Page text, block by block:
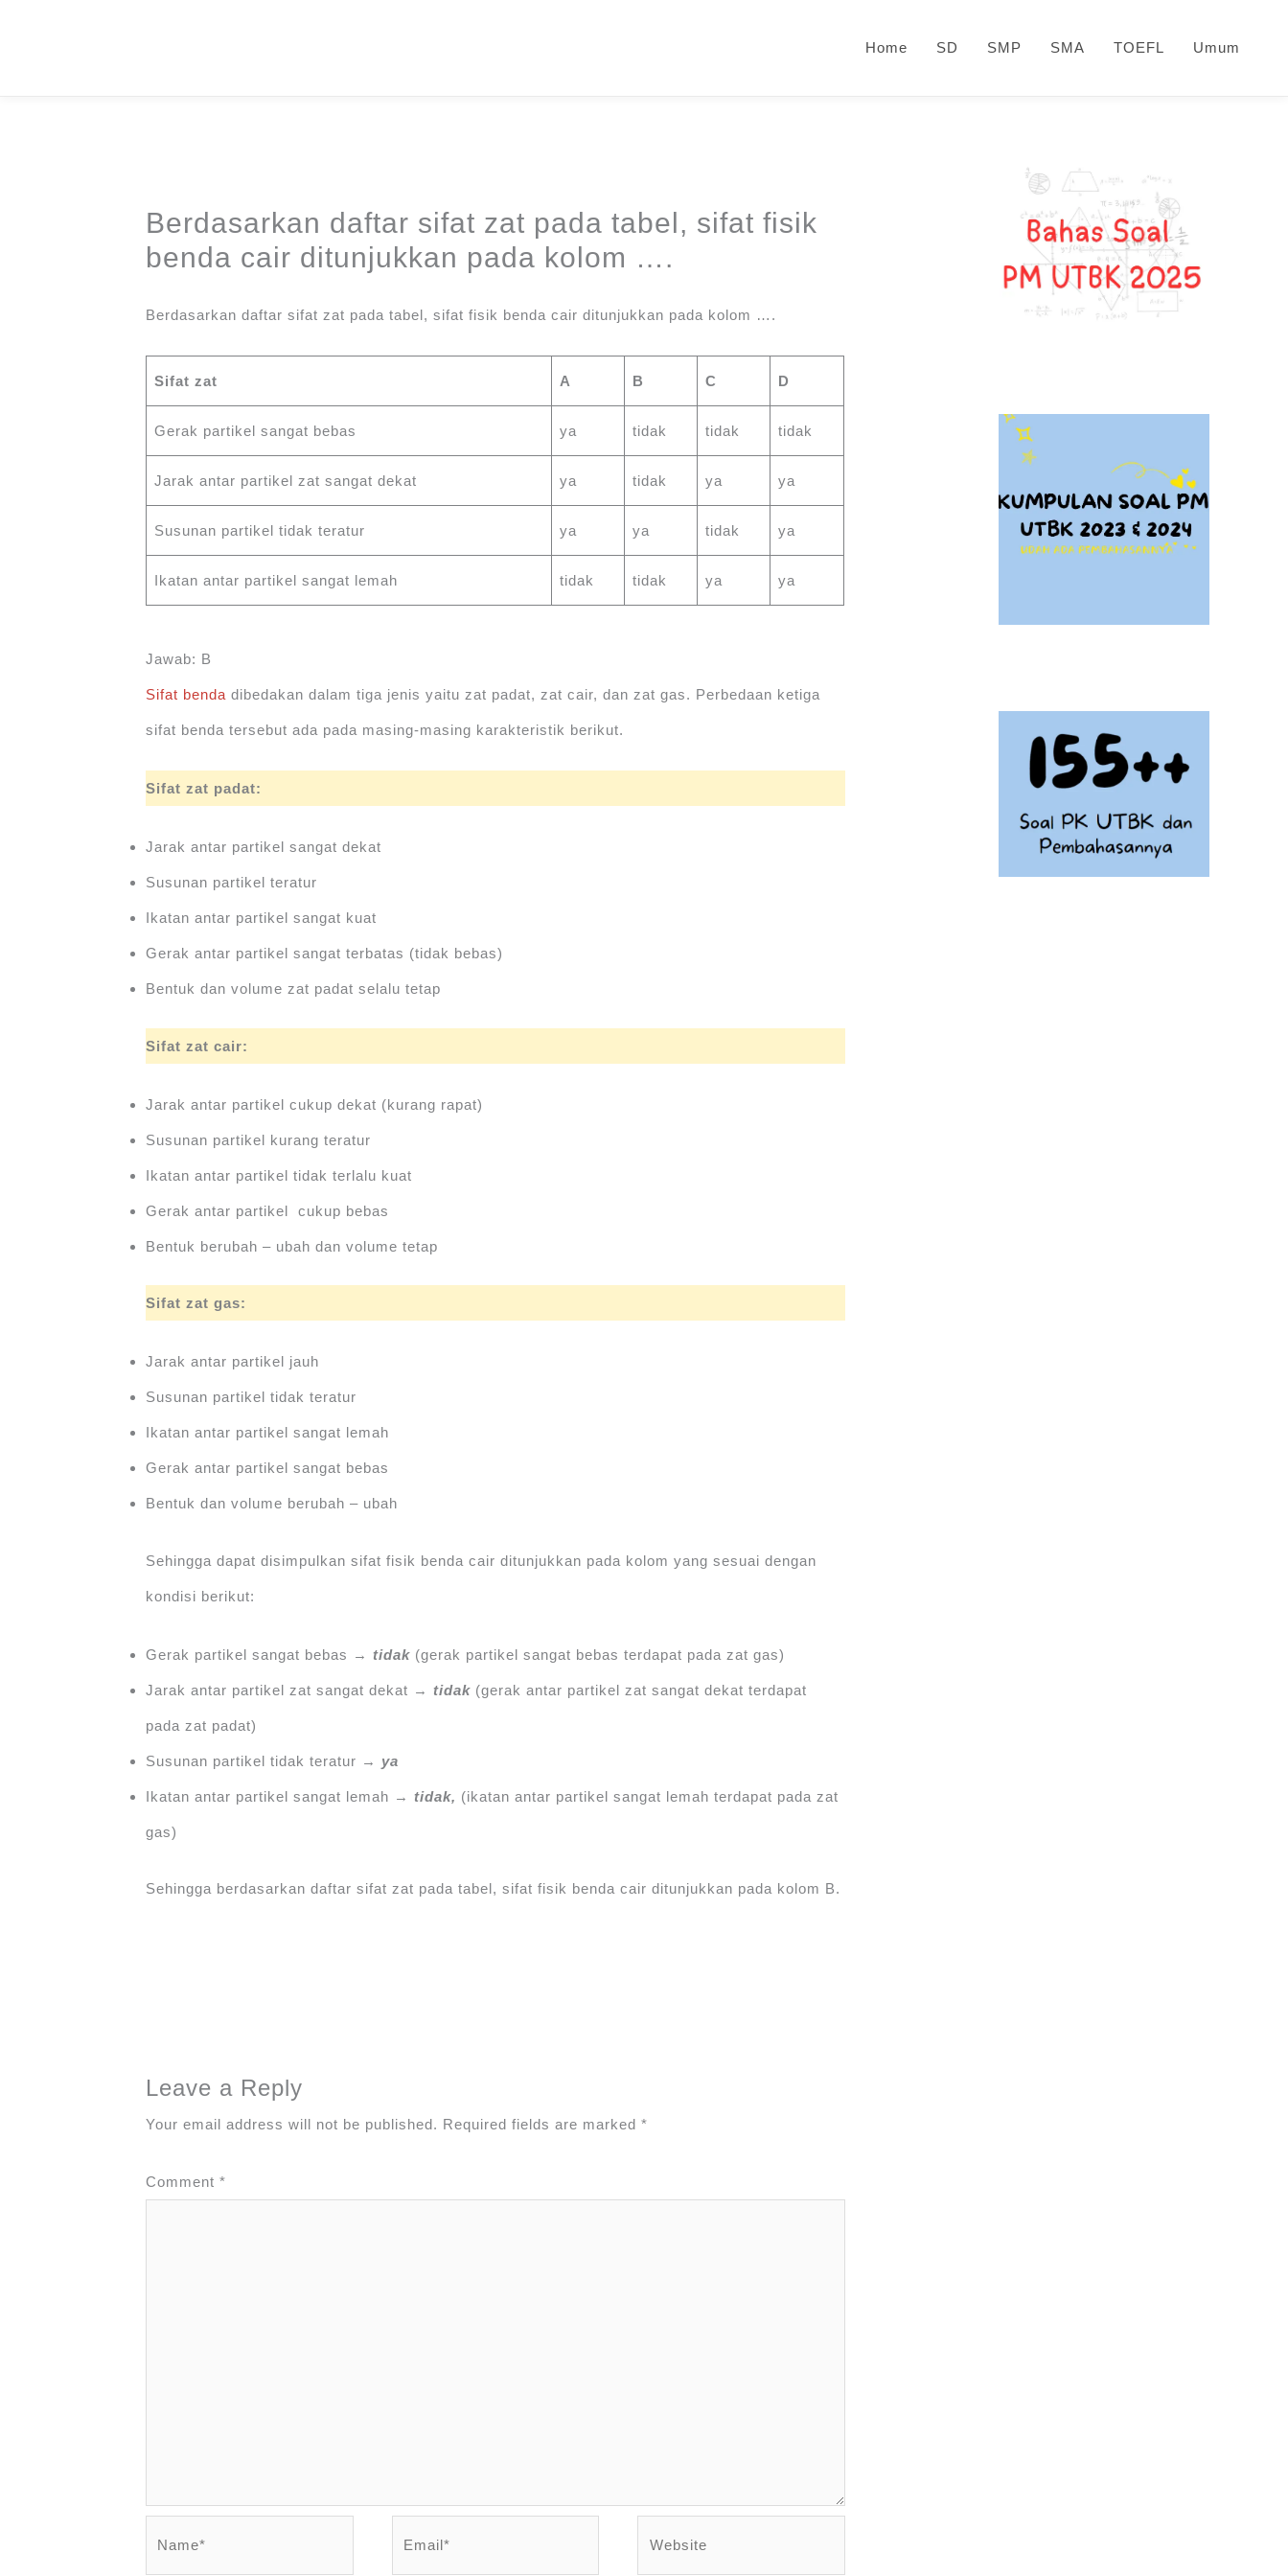
Home SD SMP SMA TOEFL Umum
Berdasarkan daftar sifat zat pada tabel, sifat fisik
benda cair ditunjukkan pada kolom ….
Berdasarkan daftar sifat zat pada tabel, sifat fisik benda cair ditunjukkan pada kolom ….
Sifat zat A B C D
Gerak partikel sangat bebas ya tidak tidak tidak
Jarak antar partikel zat sangat dekat ya tidak ya ya
Susunan partikel tidak teratur ya ya tidak ya
Ikatan antar partikel sangat lemah tidak tidak ya ya
Jawab: B
Sifat benda dibedakan dalam tiga jenis yaitu zat padat, zat cair, dan zat gas. Perbedaan ketiga
sifat benda tersebut ada pada masing-masing karakteristik berikut.
Sifat zat padat:
Jarak antar partikel sangat dekat
Susunan partikel teratur
Ikatan antar partikel sangat kuat
Gerak antar partikel sangat terbatas (tidak bebas)
Bentuk dan volume zat padat selalu tetap
Sifat zat cair:
Jarak antar partikel cukup dekat (kurang rapat)
Susunan partikel kurang teratur
Ikatan antar partikel tidak terlalu kuat
Gerak antar partikel cukup bebas
Bentuk berubah – ubah dan volume tetap
Sifat zat gas:
Jarak antar partikel jauh
Susunan partikel tidak teratur
Ikatan antar partikel sangat lemah
Gerak antar partikel sangat bebas
Bentuk dan volume berubah – ubah
Sehingga dapat disimpulkan sifat fisik benda cair ditunjukkan pada kolom yang sesuai dengan
kondisi berikut:
Gerak partikel sangat bebas →tidak (gerak partikel sangat bebas terdapat pada zat gas)
Jarak antar partikel zat sangat dekat →tidak (gerak antar partikel zat sangat dekat terdapat
pada zat padat)
Susunan partikel tidak teratur → ya
Ikatan antar partikel sangat lemah →tidak, (ikatan antar partikel sangat lemah terdapat pada zat
gas)
Sehingga berdasarkan daftar sifat zat pada tabel, sifat fisik benda cair ditunjukkan pada kolom B.
Leave a Reply
Your email address will not be published. Required fields are marked*
Comment*